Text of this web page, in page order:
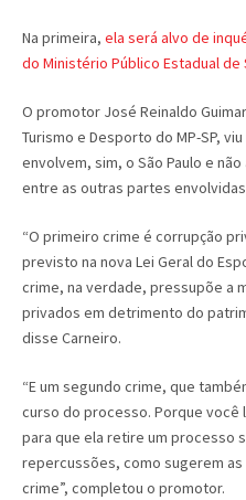
Na primeira, ela será alvo de
do Ministério Público Estadual de
O promotor José Reinaldo
Turismo e Desporto do MP-SP,
envolvem, sim, o São Paulo e
entre as outras partes
“O primeiro crime é corrupção
previsto na nova Lei Geral do
crime, na verdade, pressupõe a
privados em detrimento do
disse Carneiro.
“E um segundo crime, que
curso do processo. Porque você
para que ela retire um processo
repercussões, como sugerem
crime”, completou o promotor.